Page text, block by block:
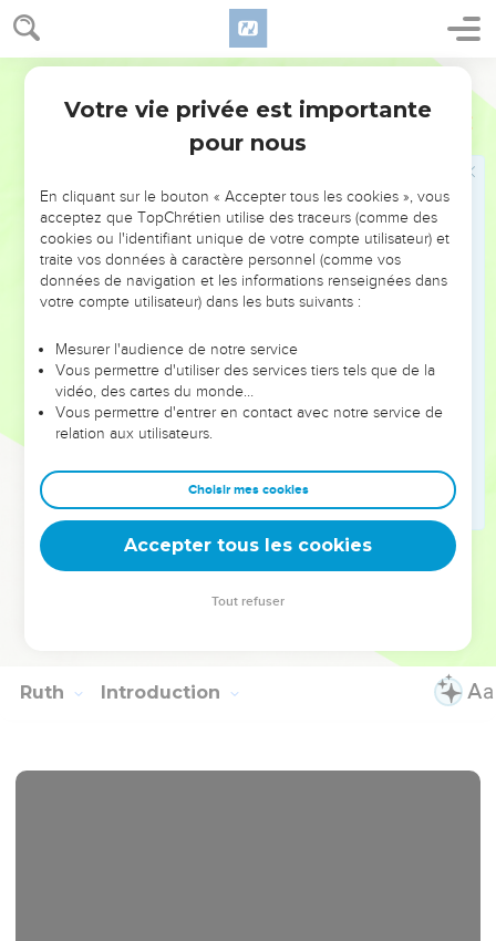
Juges 21
de l'Eternel à Silo, qui se trouvait au nord de Béthel, à l'est
de la route qui montait de Béthel à Sichem, et au sud de
Lebona.
Alors ils donnèrent cet ordre aux Benjaminites : « Allez
vous placer en embuscade dans les vignes.
pour danser, vous sortirez des vignes, vous enlèverez
chacun une des filles de Silo pour faire d’elle votre femme,
et vous repartirez dans le pays de Benjamin.
Si leur père ou leurs frères viennent se plaindre auprès de
nous, nous leur dirons : ‘Accordez-les-nous, car nous n'avons
vous qui les leur avez données. Dans ce cas-là, vous seriez
coupables.’ »
C’est ce que firent les Benjaminites. Ils prirent le nombre
de femmes nécessaire parmi les danseuses qu'ils enlevèrent,
puis ils partirent et retournèrent dans leur héritage. Ils
reconstruisirent leurs villes et y habitèrent.
A ce moment-là, les Israélites repartirent de là, chacun
dans sa tribu et dans son clan. Ils retournèrent chacun dans
Ruth Introduction
Votre vie privée est importante
pour nous
En cliquant sur le bouton « Accepter tous les cookies », vous
acceptez que TopChrétien utilise des traceurs (comme des
cookies ou l'identifiant unique de votre compte utilisateur) et
traite vos données à caractère personnel (comme vos
données de navigation et les informations renseignées dans
votre compte utilisateur) dans les buts suivants :
Mesurer l'audience de notre service
Vous permettre d'utiliser des services tiers tels que de la
vidéo, des cartes du monde…
Vous permettre d'entrer en contact avec notre service de
relation aux utilisateurs.
Choisir mes cookies
Accepter tous les cookies
Tout refuser